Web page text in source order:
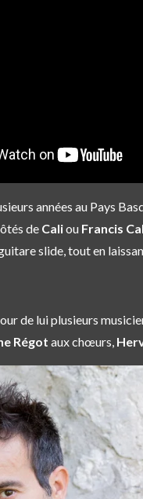
années au Pays
de Caliou Francis
slide, tout en
de lui plusieurs
Régot aux chœurs,